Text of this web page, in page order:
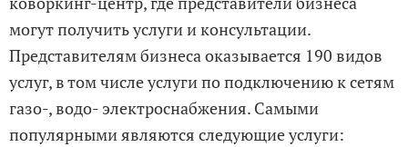
могут получить услуги и консультации.
Представителям бизнеса оказывается 190 видов
услуг, в том числе услуги по подключению к сетям
газо-, водо- электроснабжения. Самыми
популярными являются следующие услуги: